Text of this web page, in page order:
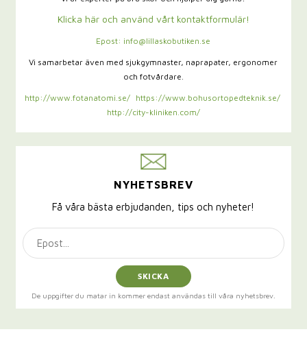
Klicka här och använd vårt kontaktformulär!
Epost: info@lillaskobutiken.se
Vi samarbetar även med sjukgymnaster, naprapater, ergonomer
och fotvårdare.
http://www.fotanatomi.se/
https://www.bohusortopedteknik.se/
http://city-kliniken.com/
NYHETSBREV
Få våra bästa erbjudanden, tips och nyheter!
SKICKA
De uppgifter du matar in kommer endast användas till våra nyhetsbrev.